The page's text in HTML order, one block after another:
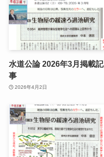
水道公論 2026年3月掲載記
事
2026年4月2日